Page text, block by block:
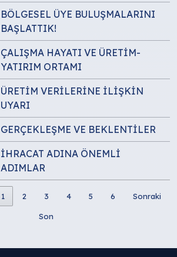
BÖLGESEL ÜYE BULUŞMALARINI
BAŞLATTIK!
ÇALIŞMA HAYATI VE ÜRETİM-
YATIRIM ORTAMI
ÜRETİM VERİLERİNE İLİŞKİN
UYARI
GERÇEKLEŞME VE BEKLENTİLER
İHRACAT ADINA ÖNEMLİ
ADIMLAR
1 2 3 4 5 6 Sonraki
Son